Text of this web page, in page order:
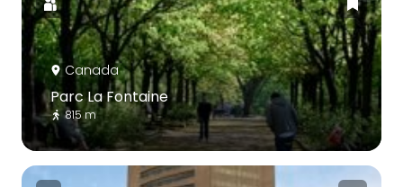
Canada
Parc La Fontaine
815 m